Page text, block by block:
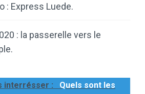
: Express Luede.
: la passerelle vers le
interrésser :
Quels sont les